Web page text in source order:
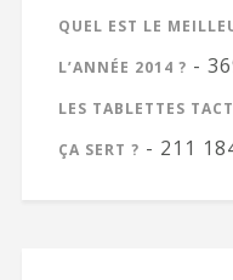
QUEL EST LE
L’ANNÉE 2014 ? -
LES TABLETTES
ÇA SERT ? - 211